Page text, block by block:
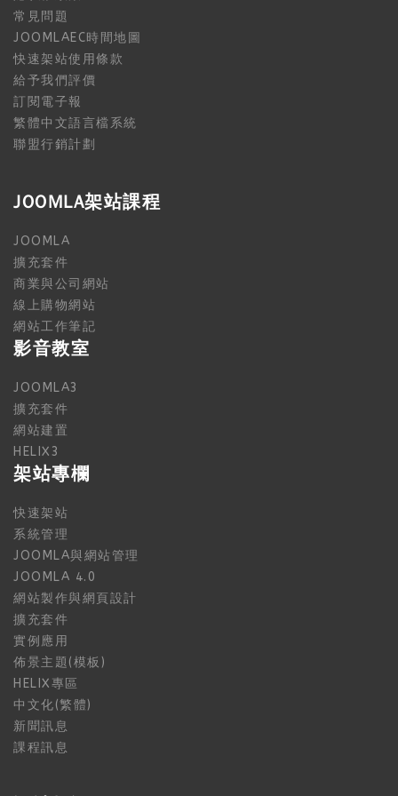
常見問題
JOOMLAEC時間地圖
快速架站使用條款
給予我們評價
訂閱電子報
繁體中文語言檔系統
聯盟行銷計劃
JOOMLA架站課程
JOOMLA
擴充套件
商業與公司網站
線上購物網站
網站工作筆記
影音教室
JOOMLA3
擴充套件
網站建置
HELIX3
架站專欄
快速架站
系統管理
JOOMLA與網站管理
JOOMLA 4.0
網站製作與網頁設計
擴充套件
實例應用
佈景主題(模板)
HELIX專區
中文化(繁體)
新聞訊息
課程訊息